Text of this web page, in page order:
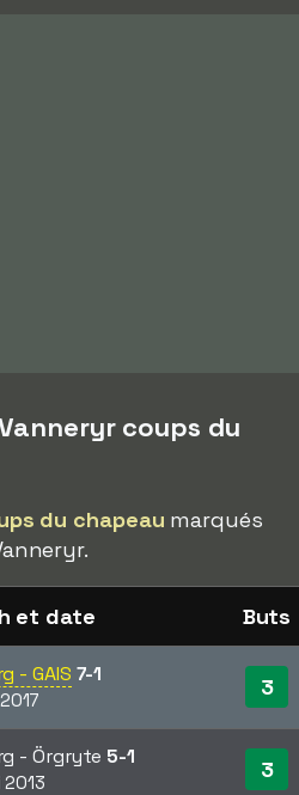
coups du
du chapeau marqués
et date Buts
- GAIS 7-1 3
- Örgryte 5-1 3